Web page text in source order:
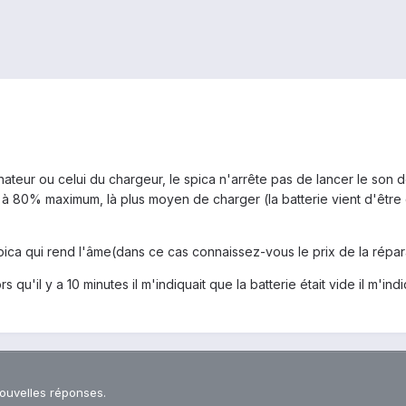
ou celui du chargeur, le spica n'arrête pas de lancer le son
80% maximum, là plus moyen de charger (la batterie vient
qui rend l'âme(dans ce cas connaissez-vous le prix de la
qu'il y a 10 minutes il m'indiquait que la batterie était vide il
réponses.